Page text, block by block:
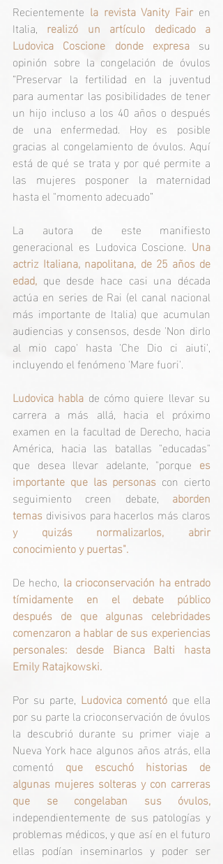
Recientemente la revista Vanity Fair en
Italia, realizó un artículo dedicado a
Ludovica Coscione donde expresa su
“Preservar la fertilidad en la juventud
para aumentar las posibilidades de tener
un hijo incluso a los 40 años o después
de una enfermedad. Hoy es posible
gracias al congelamiento de óvulos. Aquí
está de qué se trata y por qué permite a
las mujeres posponer la maternidad
hasta el "momento adecuado”
La autora de este manifiesto
generacional es Ludovica Coscione. Una
actriz Italiana, napolitana, de 25 años de
edad, que desde hace casi una década
actúa en series de Rai (el canal nacional
más importante de Italia) que acumulan
audiencias y consensos, desde 'Non dirlo
al mio capo' hasta 'Che Dio ci aiuti',
incluyendo el fenómeno 'Mare fuori'.
Ludovica habla de cómo quiere llevar su
carrera a más allá, hacia el próximo
examen en la facultad de Derecho, hacia
América, hacia las batallas "educadas"
que desea llevar adelante, "porque es
importante que las personas con cierto
seguimiento creen debate, aborden
temas
y quizás normalizarlos, abrir
conocimiento y puertas".
De hecho, la crioconservación ha entrado
tímidamente en el debate público
después de que algunas celebridades
comenzaron a hablar de sus experiencias
personales: desde Bianca Balti hasta
Emily Ratajkowski.
Por su parte, Ludovica comentó que ella
por su parte la crioconservación de óvulos
la descubrió durante su primer viaje a
Nueva York hace algunos años atrás, ella
comentó que escuchó historias de
algunas mujeres solteras y con carreras
que se congelaban sus óvulos,
independientemente de sus patologías y
problemas médicos, y que así en el futuro
ellas podían inseminarlos y poder ser